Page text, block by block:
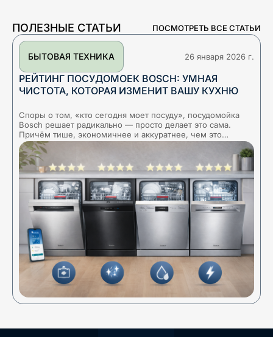
ПОЛЕЗНЫЕ СТАТЬИ ПОСМОТРЕТЬ ВСЕ СТАТЬИ
БЫТОВАЯ ТЕХНИКА 26 января 2026 г.
РЕЙТИНГ ПОСУДОМОЕК BOSCH: УМНАЯ
ЧИСТОТА, КОТОРАЯ ИЗМЕНИТ ВАШУ КУХНЮ
Споры о том, «кто сегодня моет посуду», посудомойка
Bosch решает радикально — просто делает это сама.
Причём тише, экономичнее и аккуратнее, чем это
получится делать «вручную». За внешней простото